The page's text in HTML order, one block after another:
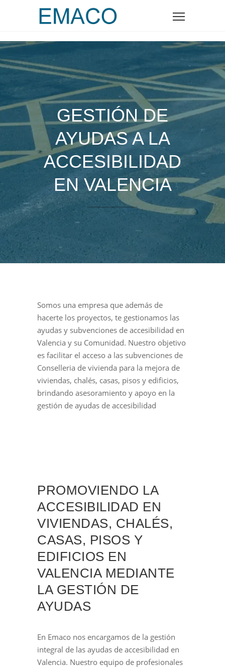
GESTIÓN DE
AYUDAS A LA
ACCESIBILIDAD
EN VALENCIA
Somos una empresa que además de
hacerte los proyectos, te gestionamos las
ayudas y subvenciones de accesibilidad en
Valencia y su Comunidad. Nuestro objetivo
es facilitar el acceso a las subvenciones de
Conselleria de vivienda para la mejora de
viviendas, chalés, casas, pisos y edificios,
brindando asesoramiento y apoyo en la
gestión de ayudas de accesibilidad
PROMOVIENDO LA
ACCESIBILIDAD EN
VIVIENDAS, CHALÉS,
CASAS, PISOS Y
EDIFICIOS EN
VALENCIA MEDIANTE
LA GESTIÓN DE
AYUDAS
En Emaco nos encargamos de la gestión
integral de las ayudas de accesibilidad en
Valencia. Nuestro equipo de profesionales